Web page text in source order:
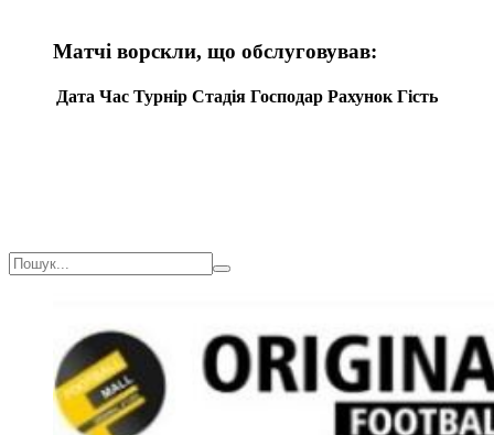
Матчі ворскли, що обслуговував:
Дата Час Турнір Стадія Господар Рахунок Гість